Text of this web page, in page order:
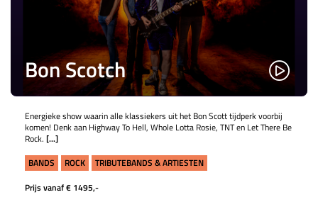
Bon Scotch
Energieke show waarin alle klassiekers uit het Bon Scott tijdperk voorbij
komen! Denk aan Highway To Hell, Whole Lotta Rosie, TNT en Let There Be
Rock. [...]
BANDS
ROCK
TRIBUTEBANDS & ARTIESTEN
Prijs vanaf € 1495,-